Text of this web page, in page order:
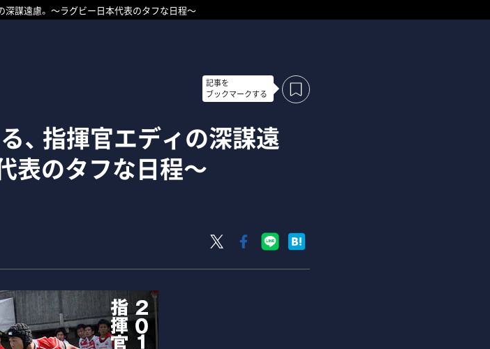
深謀遠慮。 ～ラグビー日本代表のタフな日程～
記事を
ブックマークする
、 指揮官エディの深謀遠
表のタフな日程～